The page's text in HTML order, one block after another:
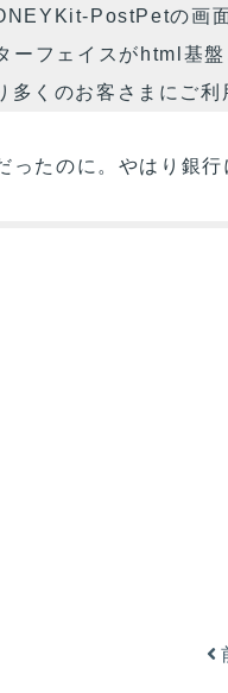
PostPetの画
ーフェイスがhtml基
多くのお客さまにご
ったのに。やはり銀行